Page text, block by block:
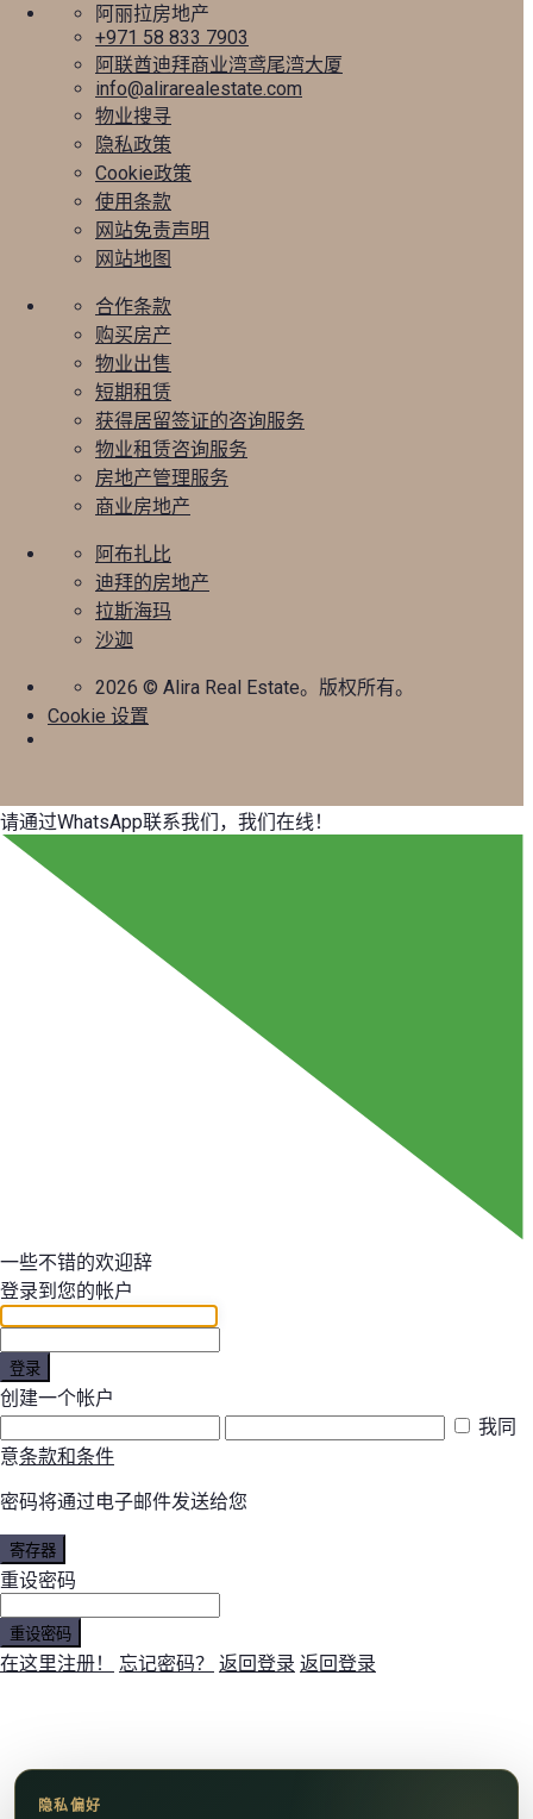
阿丽拉房地产
+971 58 833 7903
阿联酋迪拜商业湾鸢尾湾大厦
info@alirarealestate.com
物业搜寻
隐私政策
Cookie政策
使用条款
网站免责声明
网站地图
合作条款
购买房产
物业出售
短期租赁
获得居留签证的咨询服务
物业租赁咨询服务
房地产管理服务
商业房地产
阿布扎比
迪拜的房地产
拉斯海玛
沙迦
2026 © Alira Real Estate。版权所有。
Cookie 设置
隐私偏好
请通过WhatsApp联系我们，我们在线！
一些不错的欢迎辞
登录到您的帐户
登录
创建一个帐户
我同
意条款和条件
密码将通过电子邮件发送给您
寄存器
重设密码
重设密码
在这里注册！ 忘记密码？ 返回登录 返回登录